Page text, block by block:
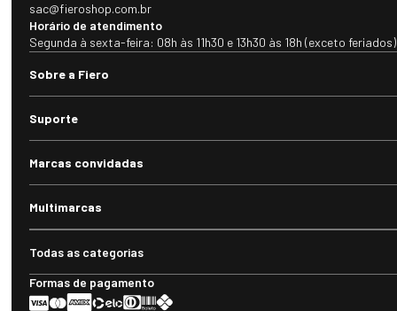
sac@fieroshop.com.br
Horário de atendimento
Segunda à sexta-feira: 08h às 11h30 e 13h30 às 18h (exceto feriados)
Sobre a Fiero
Suporte
Marcas convidadas
Multimarcas
Todas as categorias
Formas de pagamento